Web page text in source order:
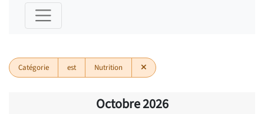
Catégorie est Nutrition
Octobre 2026